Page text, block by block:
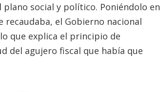
social y político. Poniéndolo en
recaudaba, el Gobierno nacional
que explica el principio de
del agujero fiscal que había que